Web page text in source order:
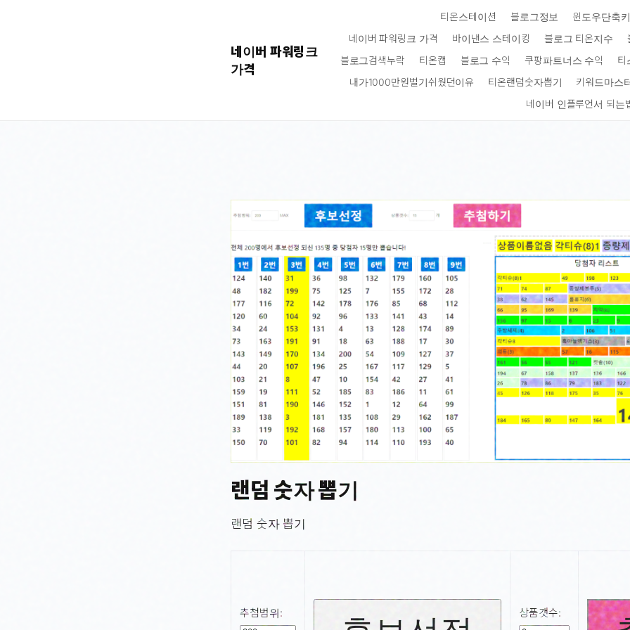
네이버 파워링크
가격
티온스테이션 블로그정보
윈도우단축키
네이버 파워링크 가격
바이낸스 스테이킹 블로그 티온지수
블로그검색누락
티온캡 블로그 수익 쿠팡파트너스 수익
티
내가1000만원벌기쉬웠던이유
티온랜덤숫자뽑기
키워드마스
네이버 인플루언서 되는
랜덤 숫자 뽑기
랜덤 숫자 뽑기
추첨범위: 상품갯수: